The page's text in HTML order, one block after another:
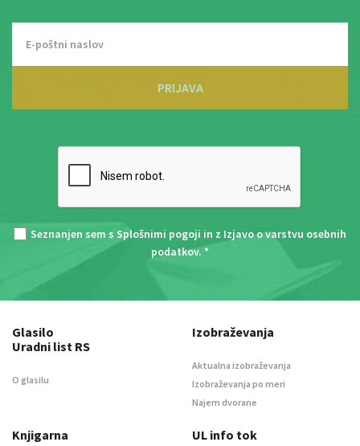
PRIJAVA
Seznanjen sem s Splošnimi pogoji in z Izjavo o varstvu osebnih
podatkov. *
Glasilo
Uradni list RS
O glasilu
Izobraževanja
Aktualna izobraževanja
Izobraževanja po meri
Najem dvorane
Knjigarna UL info tok